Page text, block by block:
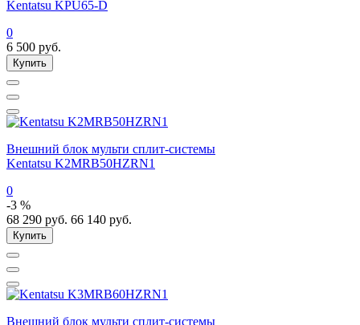
Kentatsu KPU65-D
0
6 500 руб.
Купить
Внешний блок мульти сплит-системы
Kentatsu K2MRB50HZRN1
0
-3 %
68 290 руб. 66 140 руб.
Купить
Внешний блок мульти сплит-системы